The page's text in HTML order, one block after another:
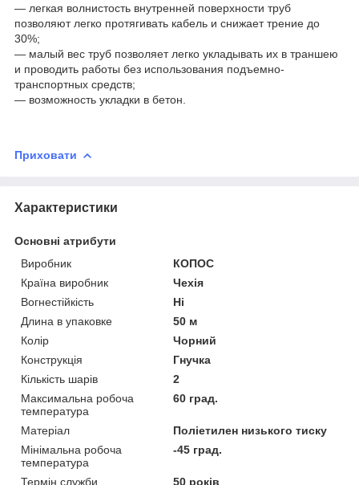
— легкая волнистость внутренней поверхности труб
позволяют легко протягивать кабель и снижает трение до
30%;
— малый вес труб позволяет легко укладывать их в траншею
и проводить работы без использования подъемно-
транспортных средств;
— возможность укладки в бетон.
Приховати
Характеристики
Основні атрибути
Виробник
КОПОС
Країна виробник
Чехія
Вогнестійкість
Ні
Длина в упаковке
50 м
Колір
Чорний
Конструкція
Гнучка
Кількість шарів
2
Максимальна робоча
температура
60 град.
Матеріал
Поліетилен низького тиску
Мінімальна робоча
температура
-45 град.
Термін служби
50 років